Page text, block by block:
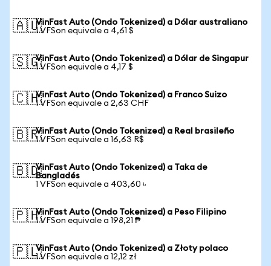
🇦🇺VinFast Auto (Ondo Tokenized) a Dólar australiano
1 VFSon equivale a 4,61 $
🇸🇬VinFast Auto (Ondo Tokenized) a Dólar de Singapur
1 VFSon equivale a 4,17 $
🇨🇭VinFast Auto (Ondo Tokenized) a Franco Suizo
1 VFSon equivale a 2,63 CHF
🇧🇷VinFast Auto (Ondo Tokenized) a Real brasileño
1 VFSon equivale a 16,63 R$
🇧🇩VinFast Auto (Ondo Tokenized) a Taka de
Bangladés
1 VFSon equivale a 403,60 ৳
🇵🇭VinFast Auto (Ondo Tokenized) a Peso Filipino
1 VFSon equivale a 198,21 ₱
🇵🇱VinFast Auto (Ondo Tokenized) a Złoty polaco
1 VFSon equivale a 12,12 zł